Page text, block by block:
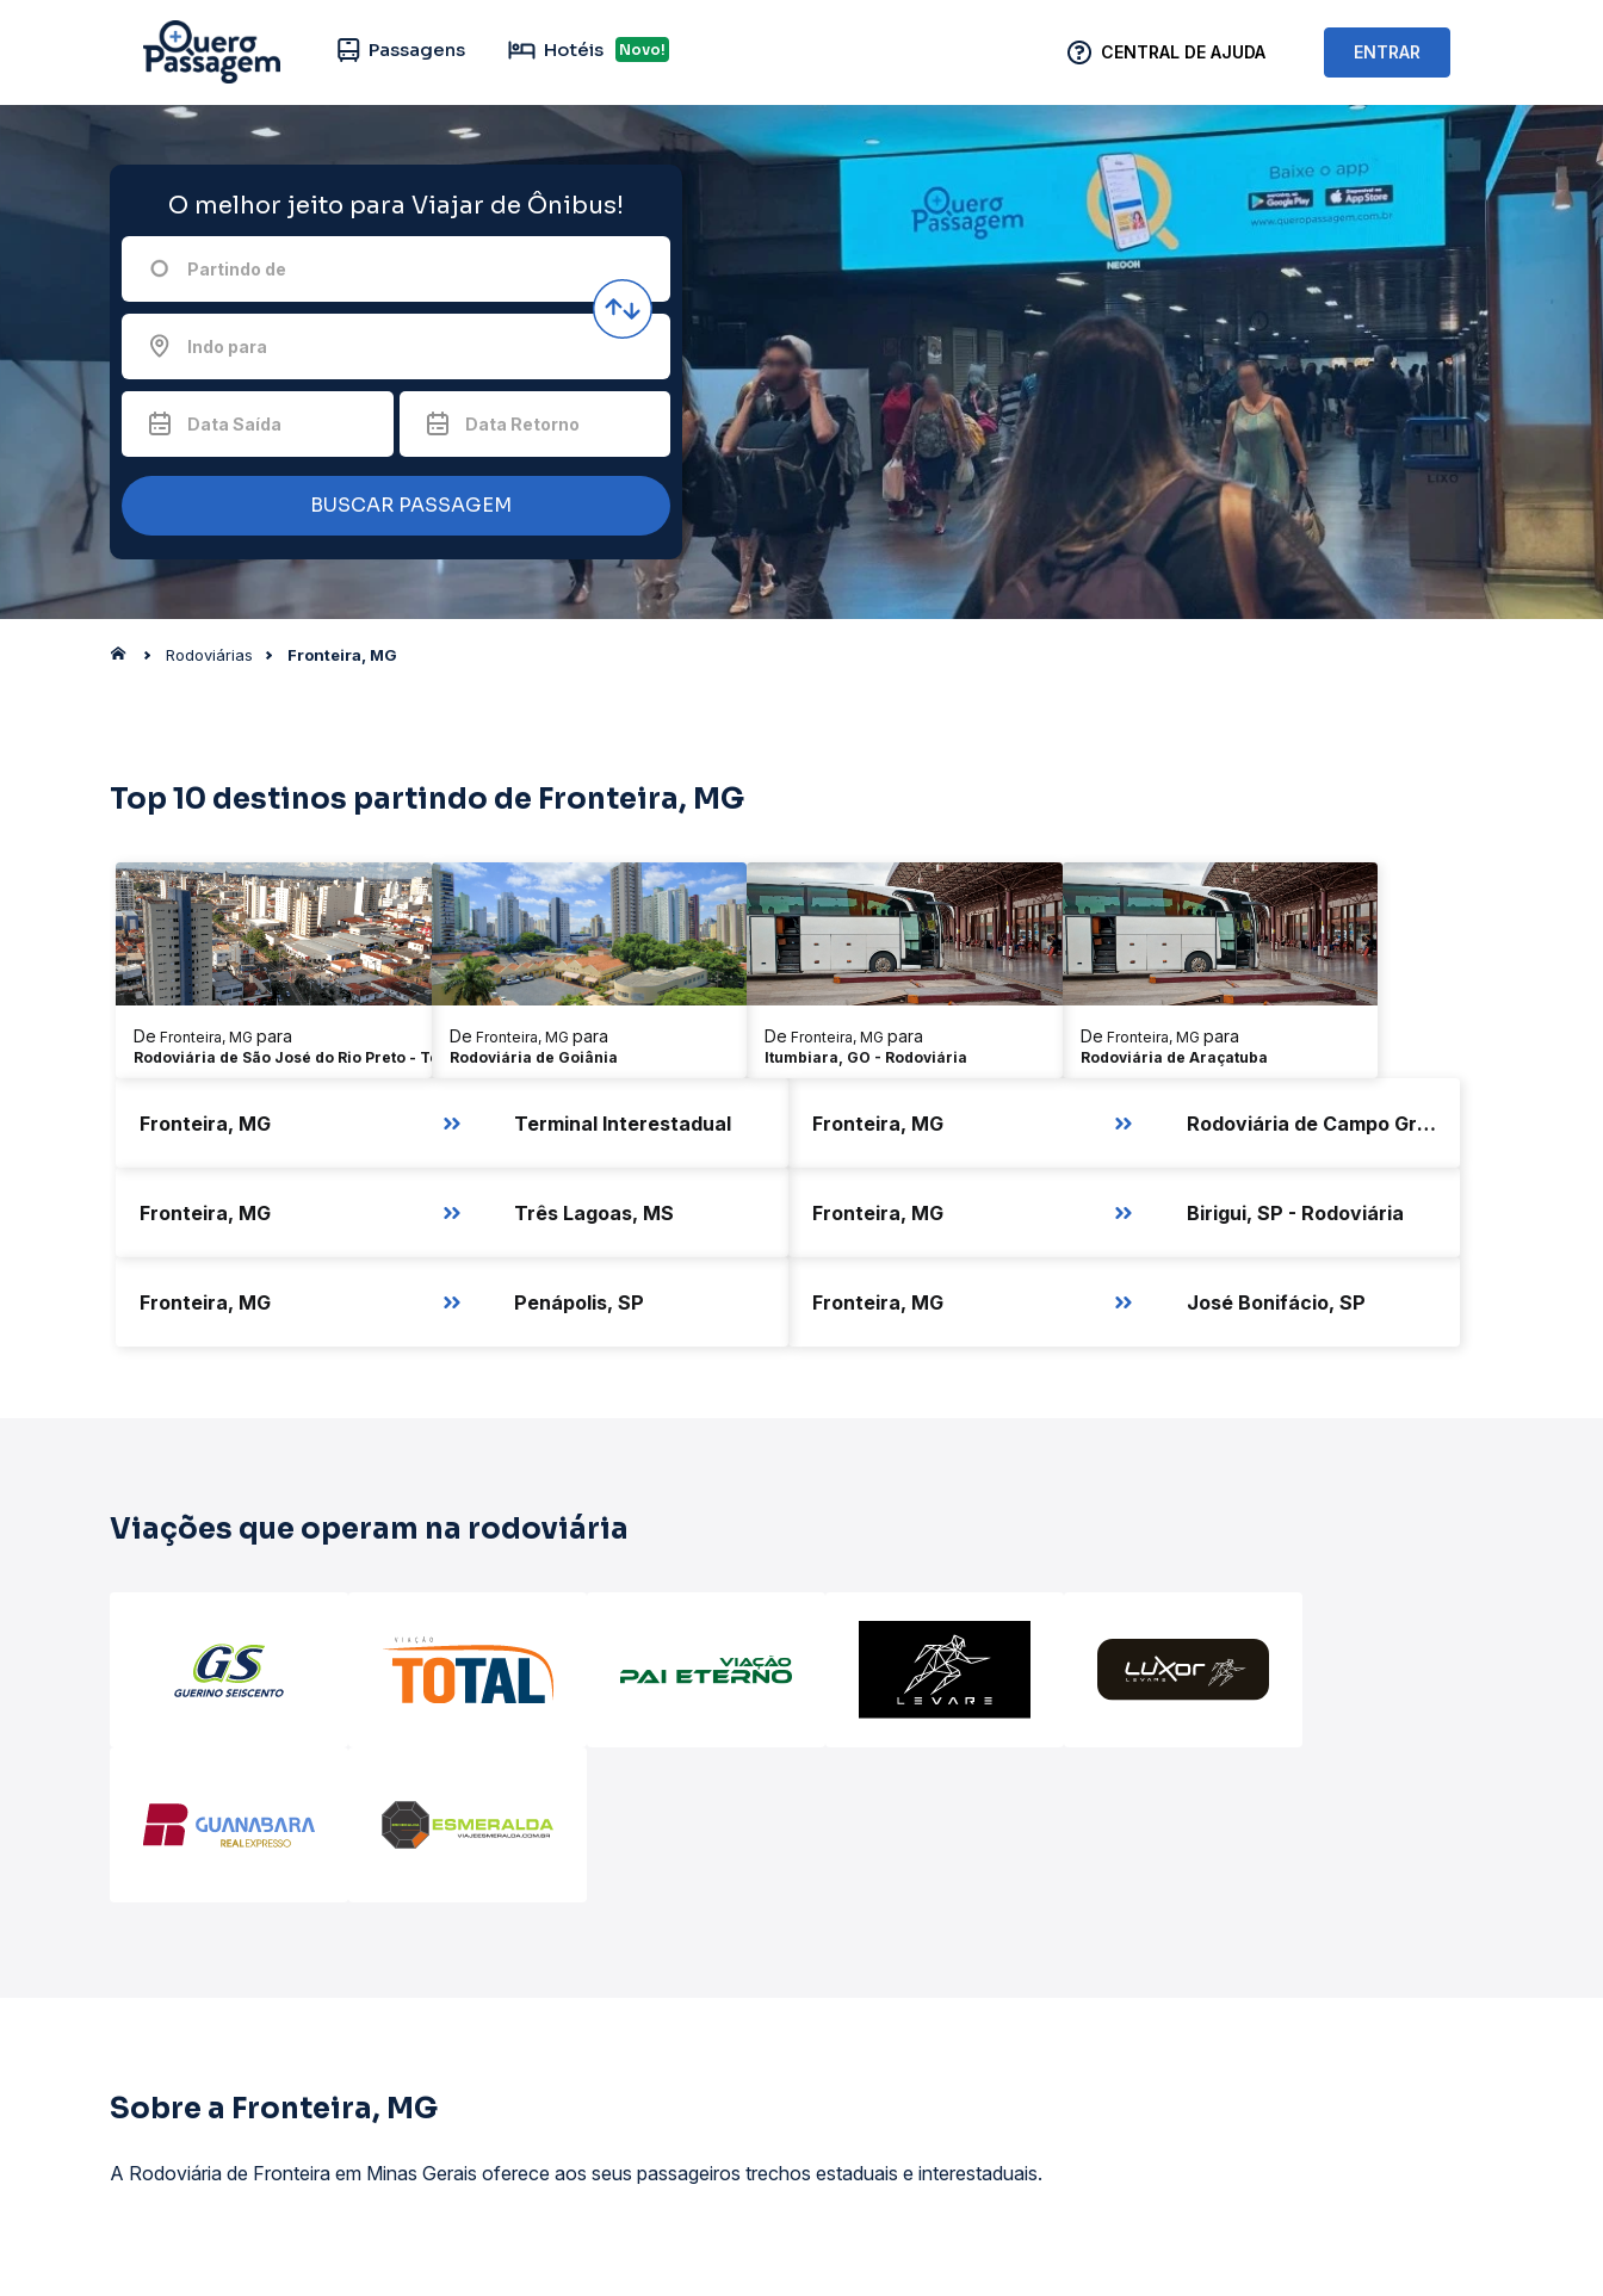
Passagens Hotéis Novo! CENTRAL DE AJUDA ENTRAR
O melhor jeito para Viajar de Ônibus!
Partindo de
Indo para
Data Saída Data Retorno
BUSCAR PASSAGEM
Rodoviárias Fronteira, MG
Top 10 destinos partindo de Fronteira, MG
De Fronteira, MG para
Rodoviária de São José do Rio Preto - Terminal Gov. Laudo Natel
De Fronteira, MG para
Rodoviária de Goiânia
De Fronteira, MG para
Itumbiara, GO - Rodoviária
De Fronteira, MG para
Rodoviária de Araçatuba
Fronteira, MG Terminal Interestadual Fronteira, MG Rodoviária de Campo Grande
Fronteira, MG Três Lagoas, MS Fronteira, MG Birigui, SP - Rodoviária
Fronteira, MG Penápolis, SP Fronteira, MG José Bonifácio, SP
Viações que operam na rodoviária
Sobre a Fronteira, MG
A Rodoviária de Fronteira em Minas Gerais oferece aos seus passageiros trechos estaduais e interestaduais.